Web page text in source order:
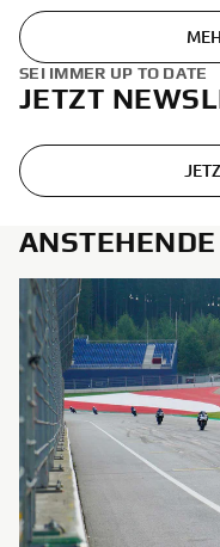
SEI IMMER UP TO DATE
JETZT